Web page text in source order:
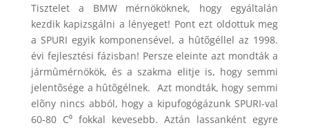
Tisztelet a BMW mérnököknek, hogy egyáltalán
kezdik kapizsgálni a lényeget! Pont ezt oldottuk meg
a SPURI egyik komponensével, a hûtõgéllel az 1998.
évi fejlesztési fázisban! Persze eleinte azt mondták a
jármûmérnökök, és a szakma elitje is, hogy semmi
jelentõsége a hûtõgélnek. Azt mondták, hogy semmi
elõny nincs abból, hogy a kipufogógázunk SPURI-val
60-80 C⁰ fokkal kevesebb. Aztán lassanként egyre